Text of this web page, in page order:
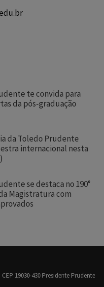
te convida para
da pós-graduação
da Toledo Prudente
internacional nesta
se destaca no 190°
Magistratura com
19030-430 Presidente Prudente